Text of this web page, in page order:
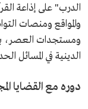
الدرب" على إذاعة
والمواقع ومنصات
ومستجدات العصر،
الدينية في المسائل
دوره مع القضايا